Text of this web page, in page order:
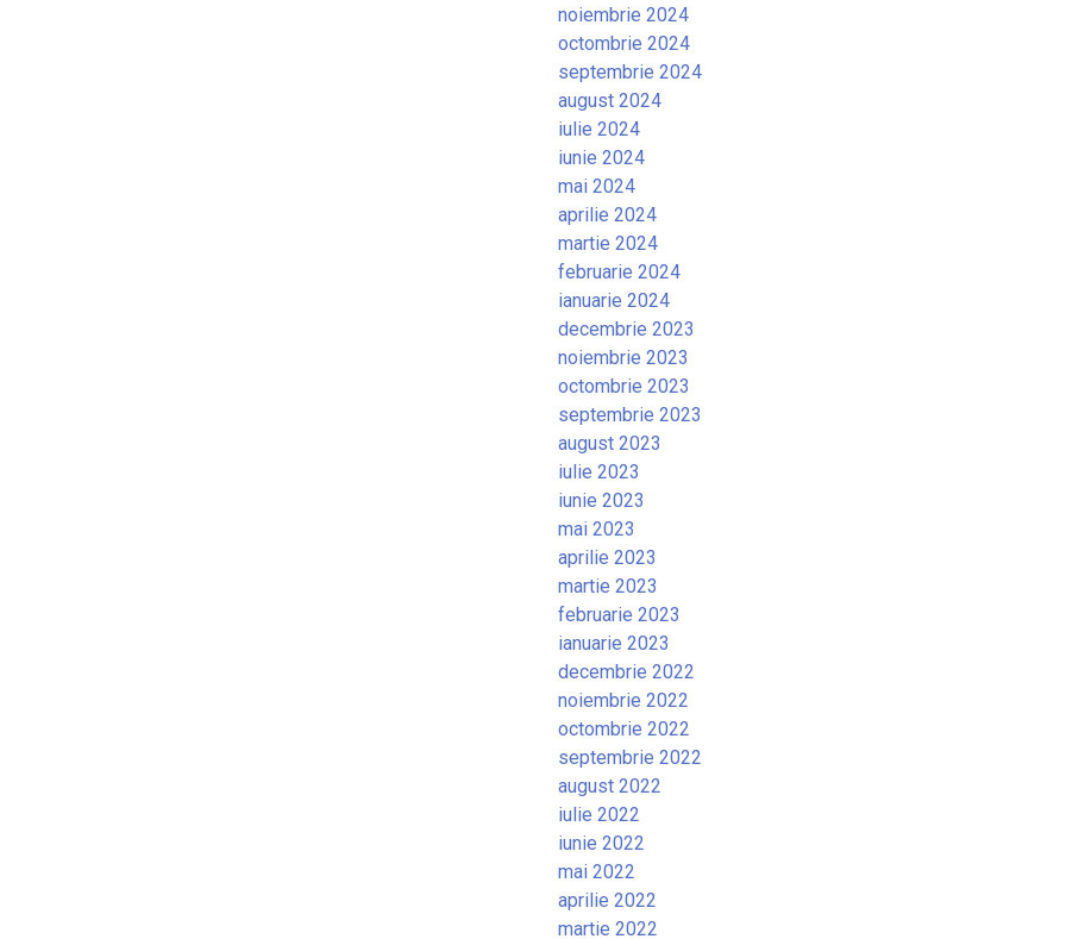
noiembrie 2024
octombrie 2024
septembrie 2024
august 2024
iulie 2024
iunie 2024
mai 2024
aprilie 2024
martie 2024
februarie 2024
ianuarie 2024
decembrie 2023
noiembrie 2023
octombrie 2023
septembrie 2023
august 2023
iulie 2023
iunie 2023
mai 2023
aprilie 2023
martie 2023
februarie 2023
ianuarie 2023
decembrie 2022
noiembrie 2022
octombrie 2022
septembrie 2022
august 2022
iulie 2022
iunie 2022
mai 2022
aprilie 2022
martie 2022